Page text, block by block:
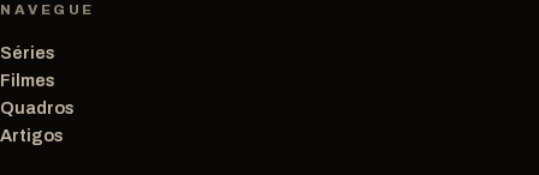
NAVEGUE
Séries
Filmes
Quadros
Artigos